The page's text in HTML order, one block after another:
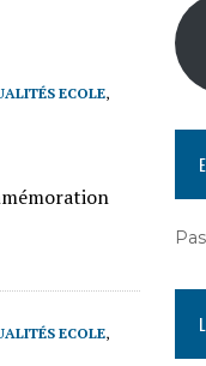
ECOLE,
ECOLE,